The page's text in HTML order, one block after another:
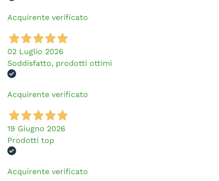
Acquirente verificato
02 Luglio 2026
Soddisfatto, prodotti ottimi
Acquirente verificato
19 Giugno 2026
Prodotti top
Acquirente verificato